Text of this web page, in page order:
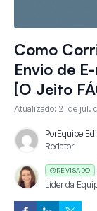
Como
Envio de
[O Jeito
Atualizado: 21 de jul.
PorEquipe
Redator
REVISADO
Líder da